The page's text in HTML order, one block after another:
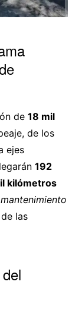
de 18 mil
de los
ejes
192
kilómetros
mantenimiento
las